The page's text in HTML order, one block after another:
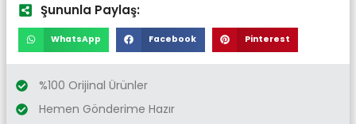
Şununla Paylaş:
WhatsApp Facebook Pinterest
%100 Orijinal Ürünler
Hemen Gönderime Hazır